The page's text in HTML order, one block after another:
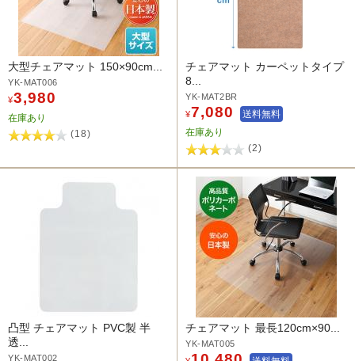
大型チェアマット 150×90cm...
YK-MAT006
¥3,980
在庫あり
(18)
チェアマット カーペットタイプ
8...
YK-MAT2BR
¥7,080
送料無料
在庫あり
(2)
凸型 チェアマット PVC製 半
透...
YK-MAT002
チェアマット 最長120cm×90...
YK-MAT005